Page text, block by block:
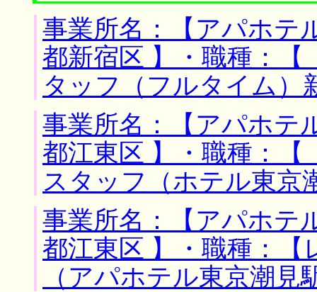
事業所名：【アパホ
都新宿区 】・職種：
タッフ（フルタイム）
事業所名：【アパホ
都江東区 】・職種：
スタッフ（ホテル東京
事業所名：【アパホ
都江東区 】・職種：
（アパホテル東京潮見